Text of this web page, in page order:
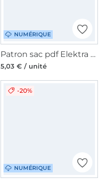
NUMÉRIQUE
Patron sac pdf Elektra Sew Simple, allemand
5,03 € / unité
NUMÉRIQUE
-20%